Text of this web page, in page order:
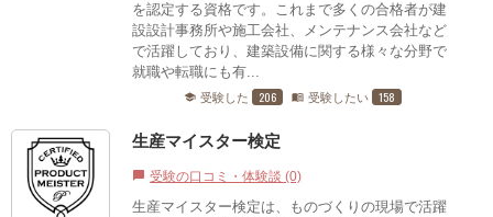
を認定する資格です。これまで多くの合格者が建
設設計事務所や施工会社、メンテナンス会社など
で活躍しており、建築設備に関する様々な分野で
就職や転職にも有...
school 受験した 206 menu_book 受験したい 158
生産マイスター検定
chat_bubble 受験の口コミ・体験談 (0)
生産マイスター検定は、ものづくりの現場で活躍